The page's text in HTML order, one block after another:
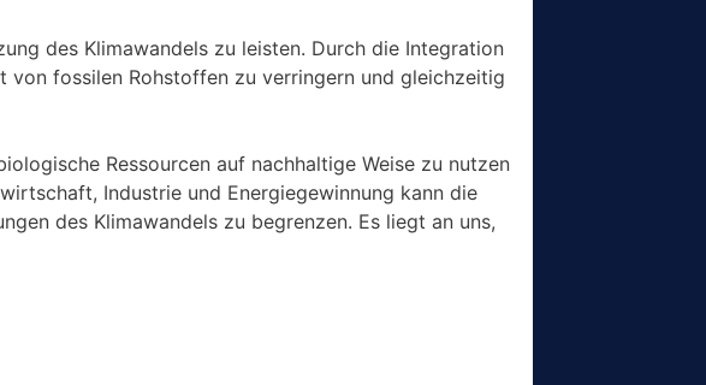
des Klimawandels zu leisten. Durch die Integration
fossilen Rohstoffen zu verringern und gleichzeitig
Ressourcen auf nachhaltige Weise zu nutzen
Industrie und Energiegewinnung kann die
des Klimawandels zu begrenzen. Es liegt an uns,